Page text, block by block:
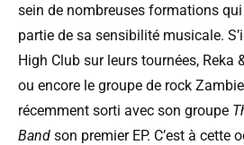
sein de nombreuses formations
partie de sa sensibilité musicale.
High Club sur leurs tournées, Reka
ou encore le groupe de rock
récemment sorti avec son groupe
Band son premier EP. C’est à cette